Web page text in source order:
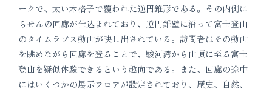
ークで、太い木格子で覆われた逆円錐形である。その内側に
らせんの回廊が仕込まれており、逆円錐壁に沿って富士登山
のタイムラプス動画が映し出されている。訪問者はその動画
を眺めながら回廊を登ることで、駿河湾から山頂に至る富士
登山を疑似体験できるという趣向である。また、回廊の途中
にはいくつかの展示フロアが設定されており、歴史、自然、